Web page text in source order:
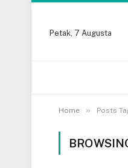
Petak, 7 Augusta
Home » Posts